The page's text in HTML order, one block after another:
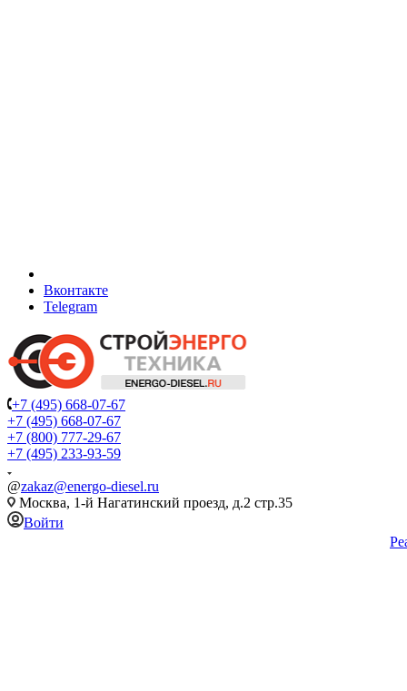
Вконтакте
Telegram
+7 (495) 668-07-67
+7 (495) 668-07-67
+7 (800) 777-29-67
+7 (495) 233-93-59
@zakaz@energo-diesel.ru
Москва, 1-й Нагатинский проезд, д.2 стр.35
Войти